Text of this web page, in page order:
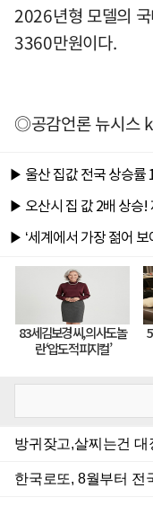
2026년형 모델의
3360만원이다.
◎공감언론 뉴시스